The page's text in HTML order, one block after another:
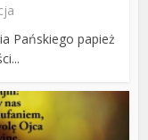
Pańskiego papież